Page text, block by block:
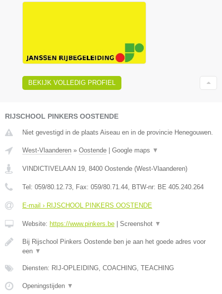
BEKIJK VOLLEDIG PROFIEL
RIJSCHOOL PINKERS OOSTENDE
Niet gevestigd in de plaats Aiseau en in de provincie Henegouwen.
West-Vlaanderen » Oostende Google maps ▼
VINDICTIVELAAN 19, 8400 Oostende (West-Vlaanderen)
Tel: 059/80.12.73, Fax: 059/80.71.44, BTW-nr: BE 405.240.264
E-mail › RIJSCHOOL PINKERS OOSTENDE
Website: https://www.pinkers.be Screenshot ▼
Bij Rijschool Pinkers Oostende ben je aan het goede adres voor
een ▼
Diensten: RIJ-OPLEIDING, COACHING, TEACHING
Openingstijden ▼